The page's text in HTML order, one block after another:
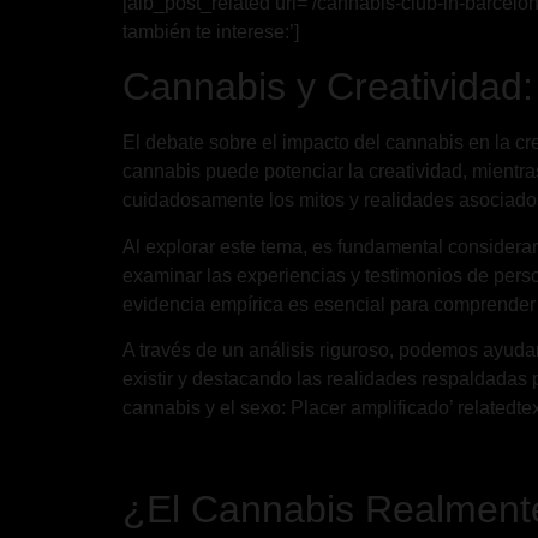
también te interese:’]
Cannabis y
El debate sobre el impacto del cannabis en la
cannabis puede potenciar la creatividad,
cuidadosamente los mitos y realidades
Al explorar este tema, es fundamental
examinar las experiencias y testimonios de
evidencia empírica es esencial para
A través de un análisis riguroso, podemos
existir y destacando las realidades respaldadas
cannabis y el sexo: Placer amplificado’
¿El Cannabis